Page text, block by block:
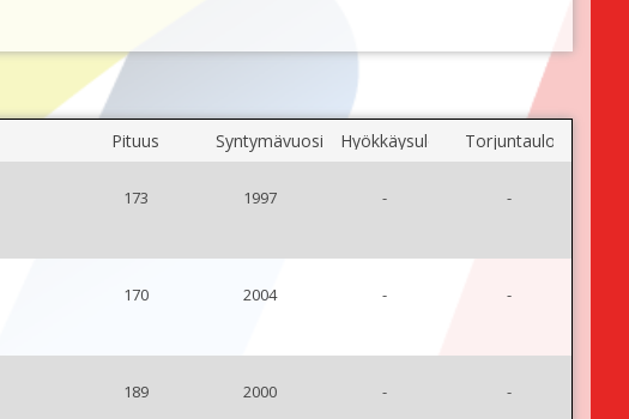
Pituus Syntymävuosi HyökkäysulottuvuusTorjuntaulottuvuus
173 1997 - -
170 2004 - -
189 2000 - -